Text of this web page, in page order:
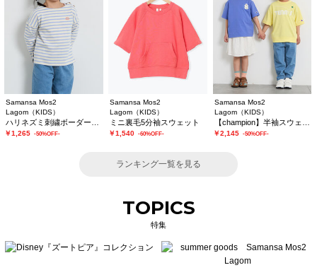
Samansa Mos2
Lagom（KIDS）
￥1,265 -50%OFF-
Samansa Mos2
Lagom（KIDS）
ミニ裏毛5分袖スウェット
￥1,540 -60%OFF-
Samansa Mos2
Lagom（KIDS）
￥2,145 -50%OFF-
ランキング一覧を見る
TOPICS
特集